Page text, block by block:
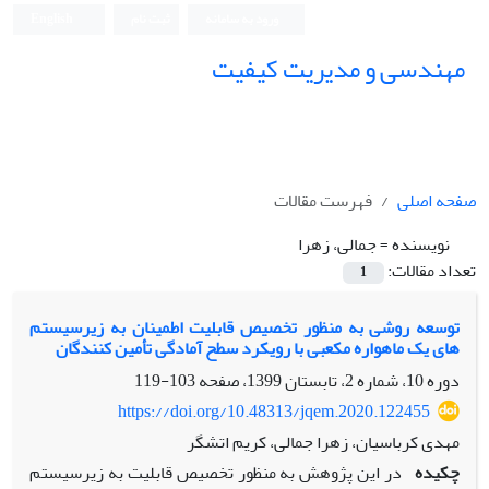
مهندسی و مدیریت کیفیت
صفحه اصلی
فهرست مقالات
نویسنده =جمالی، زهرا
تعداد مقالات:
1
توسعه روشی به منظور تخصیص قابلیت اطمینان به زیرسیستم
های یک ماهواره مکعبی با رویکرد سطح آمادگی تأمین کنندگان
دوره 10، شماره 2، تابستان 1399، صفحه
103-119
https://doi.org/10.48313/jqem.2020.122455
مهدی کرباسیان، زهرا جمالی، کریم اتشگر
چکیده در این پژوهش به منظور تخصیص قابلیت به زیرسیستم